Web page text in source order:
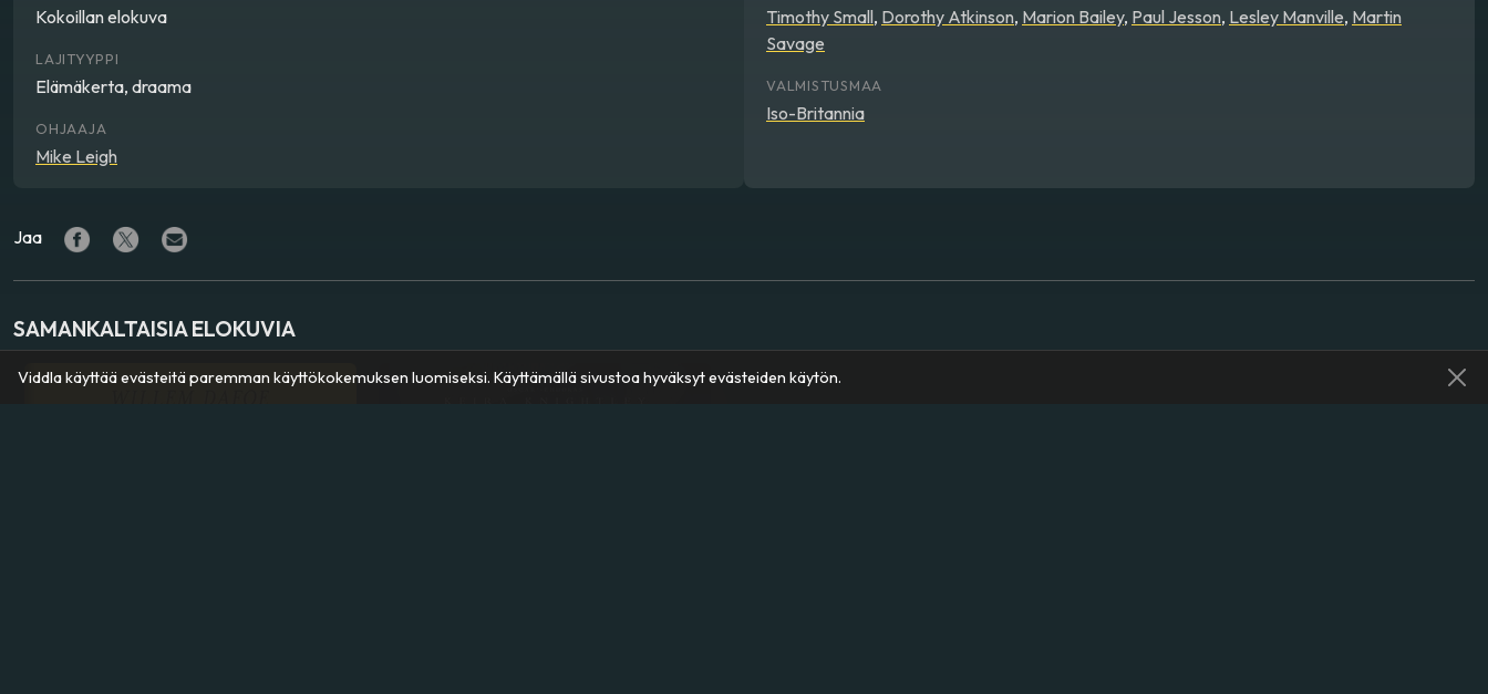
Kokoillan elokuva
LAJITYYPPI
Elämäkerta, draama
OHJAAJA
Mike Leigh
Timothy Small, Dorothy Atkinson, Marion Bailey, Paul Jesson, Lesley Manville, Martin
Savage
VALMISTUSMAA
Iso-Britannia
Jaa
SAMANKALTAISIA ELOKUVIA
Viddla käyttää evästeitä paremman käyttökokemuksen luomiseksi. Käyttämällä sivustoa hyväksyt evästeiden käytön.